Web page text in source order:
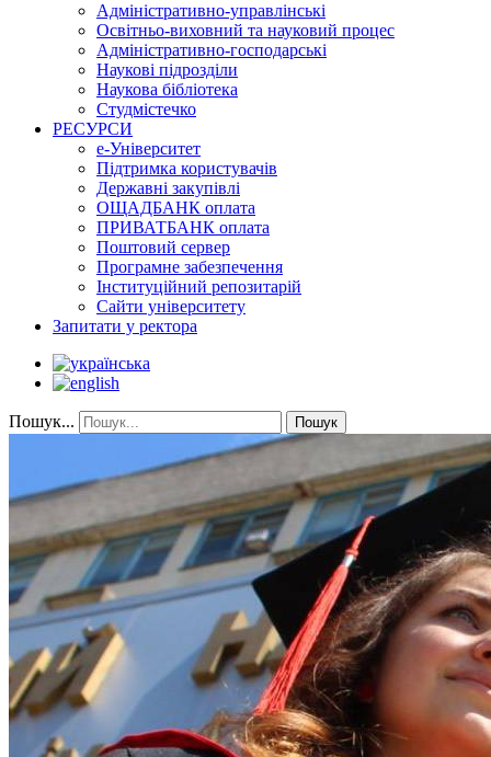
Адміністративно-управлінські
Освітньо-виховний та науковий процес
Адміністративно-господарські
Наукові підрозділи
Наукова бібліотека
Студмістечко
РЕСУРСИ
е-Університет
Підтримка користувачів
Державні закупівлі
ОЩАДБАНК оплата
ПРИВАТБАНК оплата
Поштовий сервер
Програмне забезпечення
Інституційний репозитарій
Сайти університету
Запитати у ректора
Пошук... Пошук